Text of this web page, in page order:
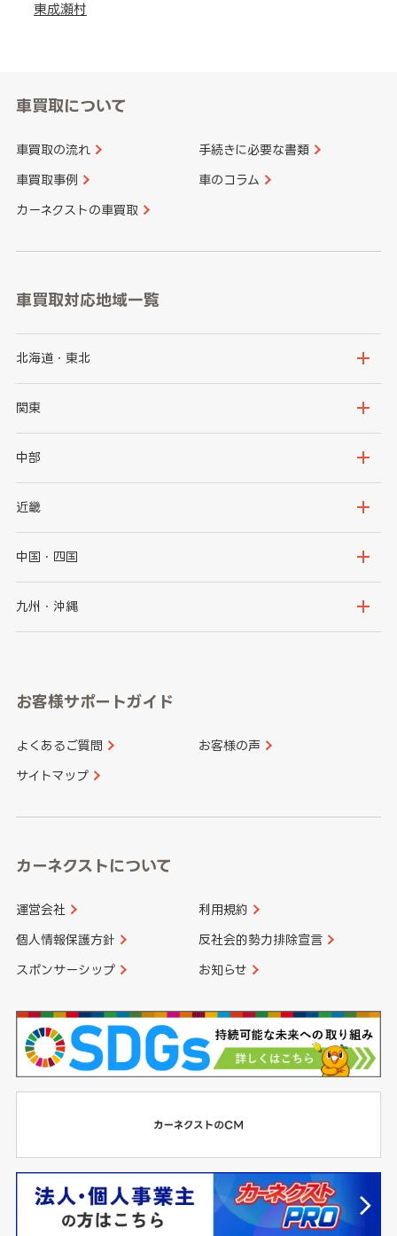
東成瀬村
車買取について
車買取の流れ 手続きに必要な書類
車買取事例 車のコラム
カーネクストの車買取
車買取対応地域一覧
北海道・東北
北海道
岩手県
秋田県
関東
茨城県
群馬県
千葉県
中部
新潟県
石川県
山梨県
愛知県
近畿
大阪府
京都府
和歌山県
中国・四国
鳥取県
山口県
香川県 愛媛県
九州・沖縄
長崎県
大分県 宮崎県
お客様サポートガイド
よくあるご質問 お客様の声
サイトマップ
カーネクストについて
運営会社 利用規約
個人情報保護方針 反社会的勢力排除宣言
スポンサーシップ お知らせ